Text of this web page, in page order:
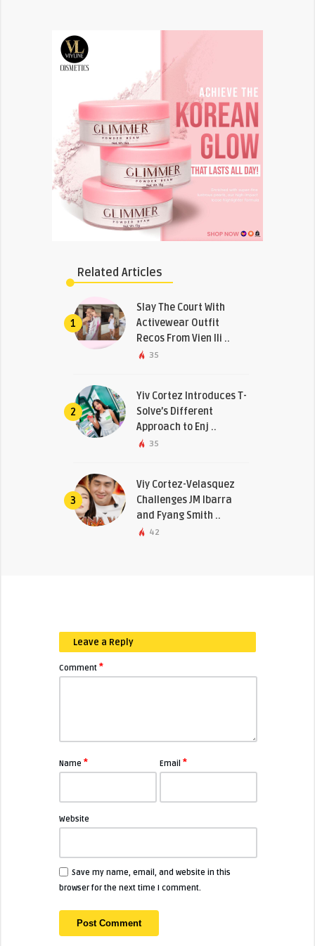
Related Articles
1
Slay The Court With
Activewear Outfit
Recos From Vien Ili ..
35
2
Yiv Cortez Introduces T-
Solve’s Different
Approach to Enj ..
35
3
Viy Cortez-Velasquez
Challenges JM Ibarra
and Fyang Smith ..
42
Leave a Reply
Comment *
Name * Email*
Website
Save my name, email, and website in this
browser for the next time I comment.